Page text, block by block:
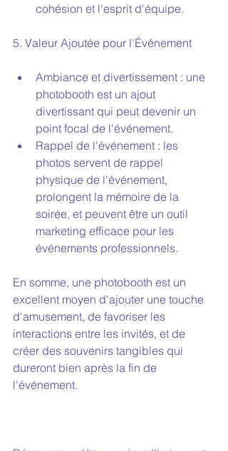
cohésion et l'esprit d'équipe.
5. Valeur Ajoutée pour l'Événement
Ambiance et divertissement : une
photobooth est un ajout
divertissant qui peut devenir un
point focal de l'événement.
Rappel de l'événement : les
photos servent de rappel
physique de l'événement,
prolongent la mémoire de la
soirée, et peuvent être un outil
marketing efficace pour les
événements professionnels.
En somme, une photobooth est un
excellent moyen d'ajouter une touche
d'amusement, de favoriser les
interactions entre les invités, et de
créer des souvenirs tangibles qui
dureront bien après la fin de
l'événement.